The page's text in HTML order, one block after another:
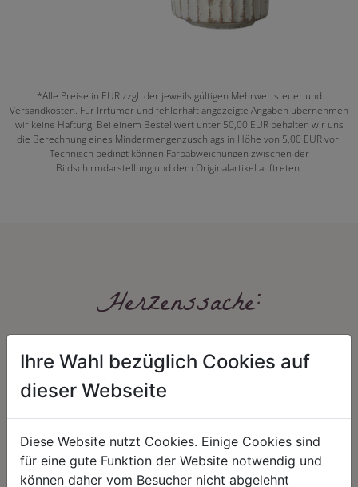
*Alle Preise in EUR zzgl. der jeweils gültigen Mehrwertsteuer und
Versandkosten. Für Irrtümer und fehlerhaft angezeigte Angaben übernehmen
wir keine Haftung. Bei einem Bestellwert unter 50,00 EUR behalten wir uns
die Berechnung eines Mindermengenzuschlags in Höhe von 5,00 EUR vor.
Technisch bedingt können Farbabweichungen zwischen der
Bildschirmdarstellung und dem Originalartikel auftreten.
Herzenssache:
HARMONIE
Unser Sortiment steht für ein
FAIRNESS
Nicht immer ist der günstigste Preis
Ihre Wahl bezüglich Cookies auf
dieser Webseite
Diese Website nutzt Cookies. Einige Cookies sind
für eine gute Funktion der Website notwendig und
können daher vom Besucher nicht abgelehnt